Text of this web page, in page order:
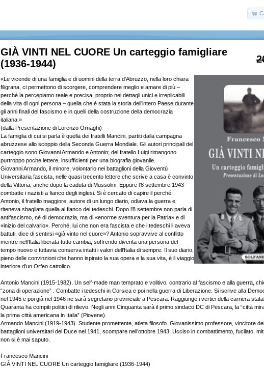
GIÀ VINTI NEL CUORE Un carteggio famigliare
(1936-1944)
«Le vicende di una famiglia e di uomini della terra d’Abruzzo, nella loro chiara
filigrana, ci permettono di scorgere, comprendere meglio e amare di più –
perché la percepiamo reale e precisa, proprio nei dettagli unici e irreplicabili
della vita di ogni persona – quella che è stata la storia dell’intero Paese durante
gli anni finali del fascismo e in quelli della costruzione della democrazia
italiana.»
(dalla Presentazione di Lorenzo Ornaghi)
La famiglia di cui si parla è quella dei fratelli Mancini, partiti dalla campagna
abruzzese allo scoppio della Seconda Guerra Mondiale. Gli autori principali del
carteggio sono Giovanni Armando e Antonio; del fratello Luigi rimangono
purtroppo poche lettere, insufficienti per una biografia giovanile.
Giovanni Armando, il minore, volontario nei battaglioni della Gioventù
Universitaria fascista, nelle quasi trecento lettere che scrive a casa è convinto
della Vittoria, anche dopo la caduta di Mussolini. Eppure l’8 settembre 1943
combatte i nazisti a fianco degli inglesi. Si è cercato di capire il perché.
Antonio, il fratello maggiore, autore di un lungo diario, odiava la guerra e
riteneva sbagliata quella al fianco dei tedeschi. Dopo l’8 settembre non parla di
antifascismo, né di democrazia, ma di «enorme sventura per la Patria» e di
«inizio del calvario». Perché, lui che non era fascista e che i tedeschi li aveva
battuti, dice di sentirsi «già vinto nel cuore»? Antonio sopravvive al conflitto
mentre nell’Italia liberata tutto cambia; soffrendo diventa una persona del
tempo nuovo e tuttavia conserva intatti i valori dell’Italia di sempre. Il suo diario,
pieno delle convinzioni che hanno ispirato la sua opera e la sua vita, è il viaggio
interiore d’un Orfeo cattolico.
Antonio Mancini (1915-1982). Un self-made man temprato e volitivo, contrario al fascismo e alla guerra,
“zona di operazione” . Combatte i tedeschi in Corsica e poi nella guerra di Liberazione. Si iscrive alla
nel 1945 e poi già nel 1946 ne sarà segretario provinciale a Pescara. Raggiunge i vertici della carriera
Quaranta ha compiti politici di rilievo. Negli anni Cinquanta sarà il primo sindaco DC di Pescara, la “città
la prima città americana in Italia” (Piovene).
Armando Mancini (1919-1943). Studente promettente, atleta filosofo. Giovanissimo professore, vincitore
battaglioni universitari del Duce nel 1941, scompare nell’ottobre 1943. Ucciso in combattimento, fucilato,
non si è mai saputo.
Francesco Mancini
GIÀ VINTI NEL CUORE Un carteggio famigliare (1936-1944)